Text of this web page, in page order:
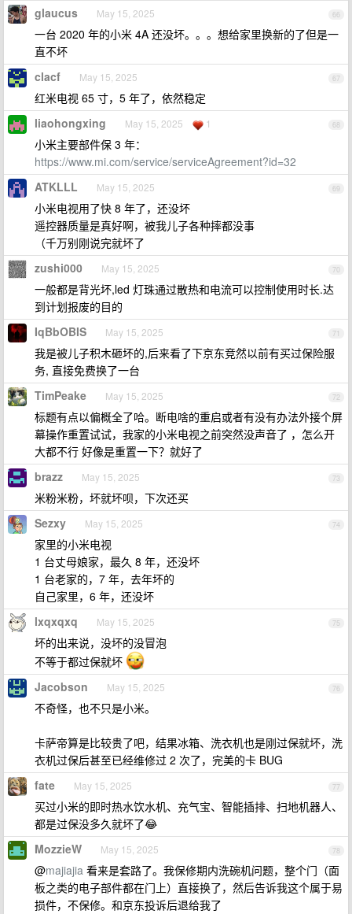
66
glaucus May 15, 2025
一台 2020 年的小米 4A 还没坏。。。想给家里换新的了但是一
直不坏
67
clacf May 15, 2025
红米电视 65 寸，5 年了，依然稳定
68
liaohongxing May 15, 2025 1
小米主要部件保 3 年：
https://www.mi.com/service/serviceAgreement?id=32
69
ATKLLL May 15, 2025
小米电视用了快 8 年了，还没坏
遥控器质量是真好啊，被我儿子各种摔都没事
（千万别刚说完就坏了
70
zushi000 May 15, 2025
一般都是背光坏,led 灯珠通过散热和电流可以控制使用时长.达
到计划报废的目的
71
IqBbOBIS May 15, 2025
我是被儿子积木砸坏的,后来看了下京东竞然以前有买过保险服
务, 直接免费换了一台
72
TimPeake May 15, 2025
标题有点以偏概全了哈。断电啥的重启或者有没有办法外接个屏
幕操作重置试试，我家的小米电视之前突然没声音了 ，怎么开
大都不行 好像是重置一下？就好了
73
brazz May 15, 2025
米粉米粉，坏就坏呗，下次还买
74
Sezxy May 15, 2025
家里的小米电视
1 台丈母娘家，最久 8 年，还没坏
1 台老家的，7 年，去年坏的
自己家里，6 年，还没坏
75
lxqxqxq May 15, 2025
坏的出来说，没坏的没冒泡
不等于都过保就坏
76
Jacobson May 15, 2025
不奇怪，也不只是小米。
卡萨帝算是比较贵了吧，结果冰箱、洗衣机也是刚过保就坏，洗
衣机过保后甚至已经维修过 2 次了，完美的卡 BUG
77
fate May 15, 2025
买过小米的即时热水饮水机、充气宝、智能插排、扫地机器人、
都是过保没多久就坏了😂
78
MozzieW May 15, 2025
@majiajia 看来是套路了。我保修期内洗碗机问题，整个门（面
板之类的电子部件都在门上）直接换了，然后告诉我这个属于易
损件，不保修。和京东投诉后退给我了